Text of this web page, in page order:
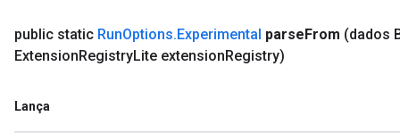
public static RunOptions.Experimental parseFrom (dados
ExtensionRegistryLite extensionRegistry)
Lança